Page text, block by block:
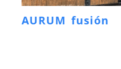
AURUM fusión